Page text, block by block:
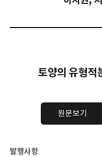
토양의 유형적
원문보기
발행사항